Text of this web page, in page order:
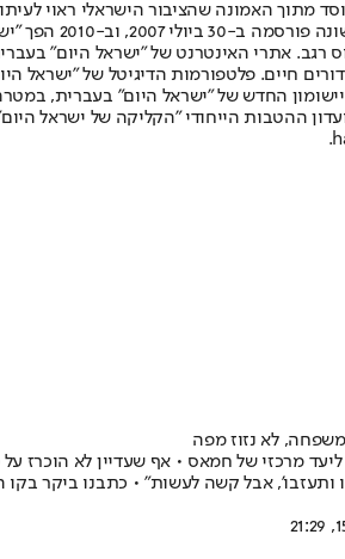
מתוך האמונה שהציבור הישראלי ראוי
תשלום.
חיים. פלטפורמות הדיגיטל של "ישראל
והיישומון החדש של "ישראל היום"
ההטבות הייחודי "הקליקה של ישראל
לא נזוז מפה
הפכה ליעד מרכזי של חמאס • אף שעדיין לא
ותעזבו', אבל קשה לעשות" • כתבנו ביקר בקו